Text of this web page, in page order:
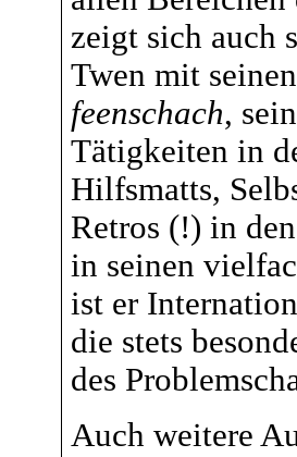
zeigt sich auch
Twen mit
feenschach,
Tätigkeiten in
Hilfsmatts,
Retros (!) in
in seinen
ist er
die stets
des
Auch weitere